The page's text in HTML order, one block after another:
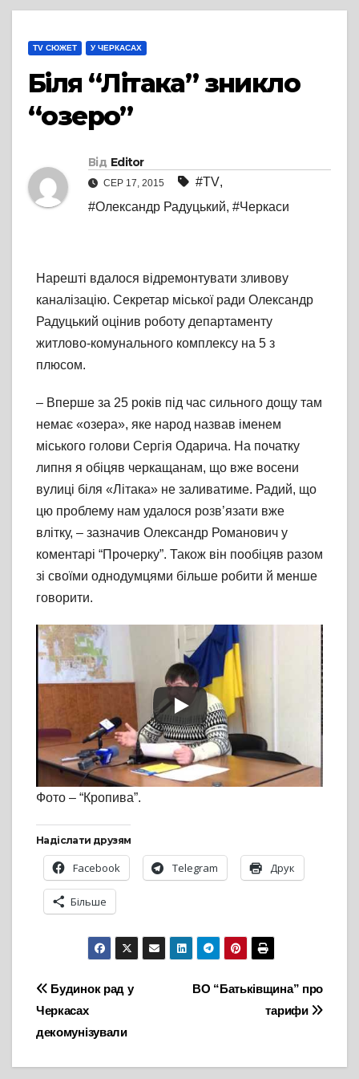
TV СЮЖЕТ У ЧЕРКАСАХ
Біля “Літака” зникло
“озеро”
Від Editor
СЕР 17, 2015 #TV,
#Олександр Радуцький, #Черкаси
Нарешті вдалося відремонтувати зливову
каналізацію. Секретар міської ради Олександр
Радуцький оцінив роботу департаменту
житлово-комунального комплексу на 5 з
плюсом.
– Вперше за 25 років під час сильного дощу там
немає «озера», яке народ назвав іменем
міського голови Сергія Одарича. На початку
липня я обіцяв черкащанам, що вже восени
вулиці біля «Літака» не заливатиме. Радий, що
цю проблему нам удалося розв’язати вже
влітку, – зазначив Олександр Романович у
коментарі “Прочерку”. Також він пообіцяв разом
зі своїми однодумцями більше робити й менше
говорити.
Фото – “Кропива”.
Надіслати друзям
Facebook Telegram Друк
Більше
Навігація
записів
ВО “Батьківщина” про
тарифи
Будинок рад у
Черкасах
декомунізували